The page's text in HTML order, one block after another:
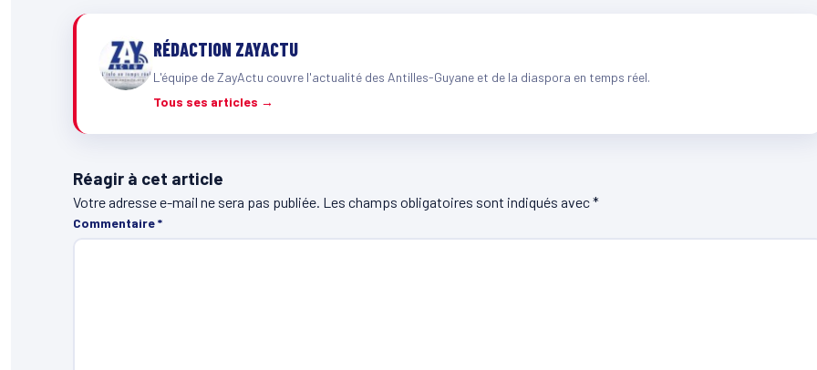
RÉDACTION ZAYACTU
L'équipe de ZayActu couvre l'actualité des Antilles-Guyane et de la diaspora en temps réel.
Tous ses articles →
Réagir à cet article
Votre adresse e-mail ne sera pas publiée. Les champs obligatoires sont indiqués avec*
Commentaire*